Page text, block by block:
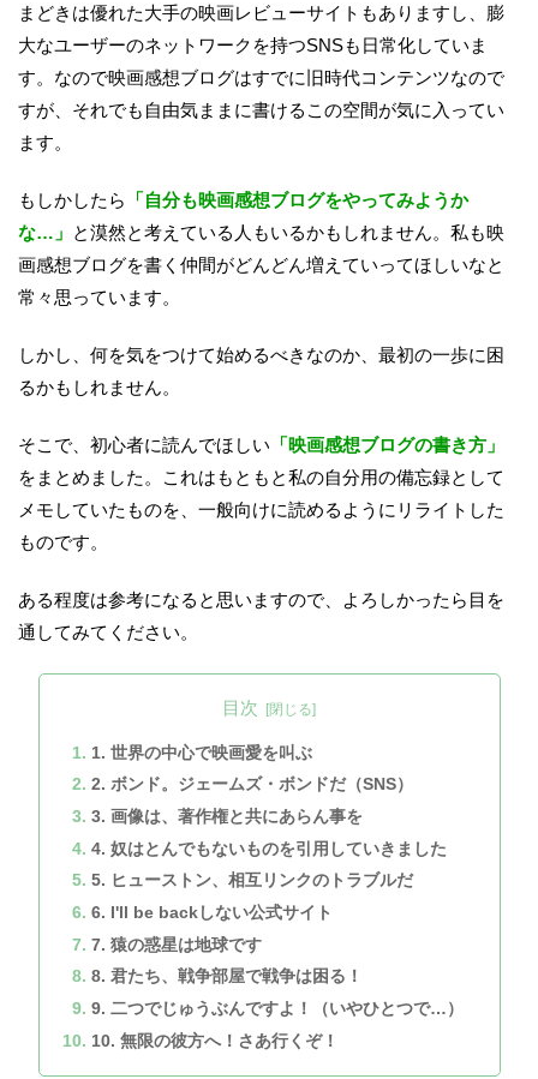
まどきは優れた大手の映画レビューサイトもありますし、膨
大なユーザーのネットワークを持つSNSも日常化していま
す。なので映画感想ブログはすでに旧時代コンテンツなので
すが、それでも自由気ままに書けるこの空間が気に入ってい
ます。
もしかしたら
「自分も映画感想ブログをやってみようか
な…」 と漠然と考えている人もいるかもしれません。私も映
画感想ブログを書く仲間がどんどん増えていってほしいなと
常々思っています。
しかし、何を気をつけて始めるべきなのか、最初の一歩に困
るかもしれません。
そこで、初心者に読んでほしい 「映画感想ブログの書き方」
をまとめました。これはもともと私の自分用の備忘録として
メモしていたものを、一般向けに読めるようにリライトした
ものです。
ある程度は参考になると思いますので、よろしかったら目を
通してみてください。
目次
1. 世界の中心で映画愛を叫ぶ
2. ボンド。ジェームズ・ボンドだ（SNS）
3. 画像は、著作権と共にあらん事を
4. 奴はとんでもないものを引用していきました
5. ヒューストン、相互リンクのトラブルだ
6. I'll be backしない公式サイト
7. 猿の惑星は地球です
8. 君たち、戦争部屋で戦争は困る！
9. 二つでじゅうぶんですよ！（いやひとつで…）
10. 無限の彼方へ！さあ行くぞ！